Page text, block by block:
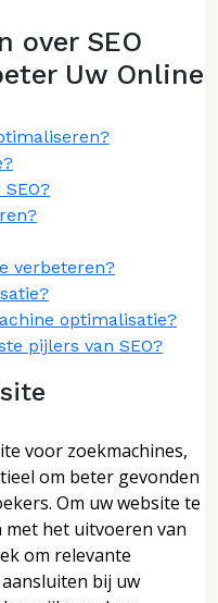
over SEO
Uw Online
verbeteren?
optimalisatie?
pijlers van SEO?
voor zoekmachines,
om beter gevonden
Om uw website te
het uitvoeren van
om relevante
bij uw